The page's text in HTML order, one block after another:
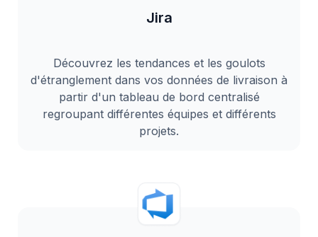
Jira
Découvrez les tendances et les goulots
d'étranglement dans vos données de livraison à
partir d'un tableau de bord centralisé
regroupant différentes équipes et différents
projets.